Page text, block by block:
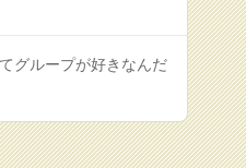
グループが好きなんだ